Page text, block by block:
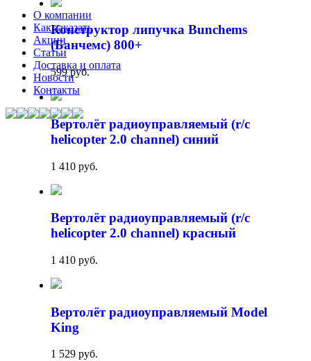
Конструктор липучка Bunchems
(Банчемс) 800+
599 руб.
Вертолёт радиоуправляемый (r/c
helicopter 2.0 channel) синий
1 410 руб.
Вертолёт радиоуправляемый (r/c
helicopter 2.0 channel) красный
1 410 руб.
Вертолёт радиоуправляемый Model
King
1 529 руб.
О компании
Как заказать
Акции
Статьи
Доставка и оплата
Новости
Контакты